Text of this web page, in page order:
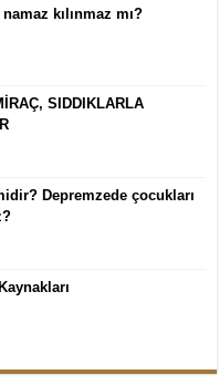
kılınmaz mı?
SIDDIKLARLA
Depremzede çocukları